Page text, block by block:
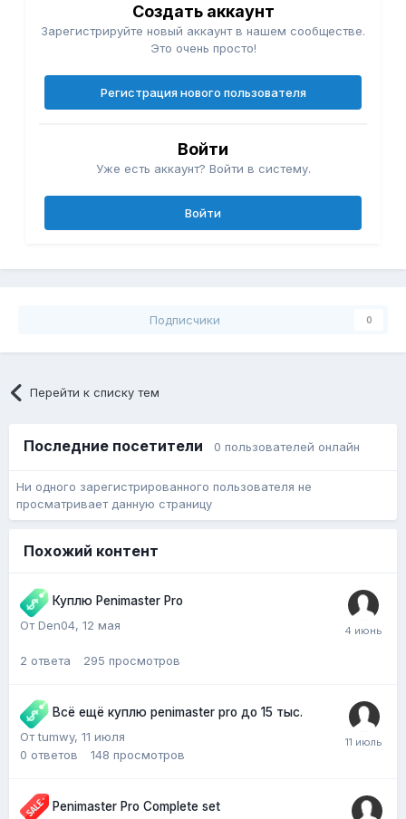
Создать аккаунт
Зарегистрируйте новый аккаунт в нашем сообществе.
Это очень просто!
Регистрация нового пользователя
Войти
Уже есть аккаунт? Войти в систему.
Войти
Подписчики 0
Перейти к списку тем
Последние посетители 0 пользователей онлайн
Ни одного зарегистрированного пользователя не
просматривает данную страницу
Похожий контент
Куплю Penimaster Pro
От Den04, 12 мая
2 ответа 295 просмотров
Всё ещё куплю penimaster pro до 15 тыс.
От tumwy, 11 июля
0 ответов 148 просмотров
Penimaster Pro Complete set